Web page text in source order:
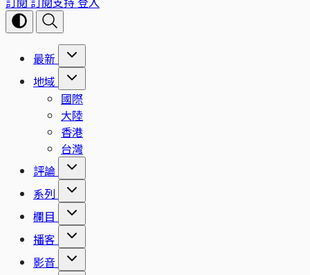
最新
地域
國際
大陸
香港
台灣
評論
系列
欄目
播客
影音